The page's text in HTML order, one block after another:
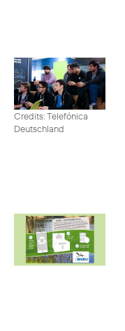
Credits: Telefónica
Deutschland